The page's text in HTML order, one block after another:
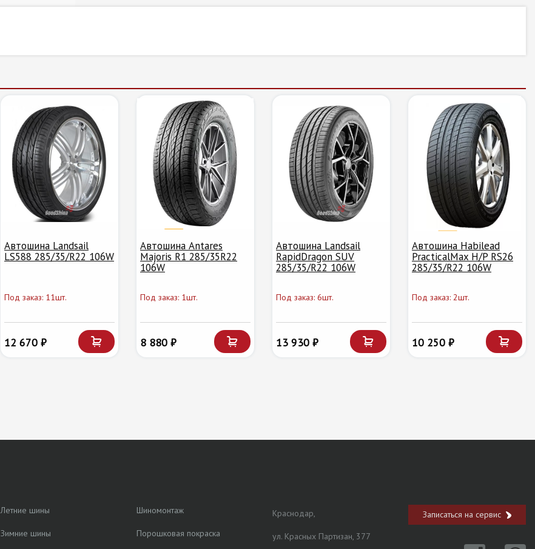
Автошина Landsail
LS588 285/35/R22 106W
Под заказ: 11шт.
12 670 ₽
Автошина Antares
Majoris R1 285/35R22
106W
Под заказ: 1шт.
8 880 ₽
Автошина Landsail
RapidDragon SUV
285/35/R22 106W
Под заказ: 6шт.
13 930 ₽
Автошина Habilead
PracticalMax H/P RS26
285/35/R22 106W
Под заказ: 2шт.
10 250 ₽
Летние шины
Зимние шины
Шиномонтаж
Порошковая покраска
Краснодар,
ул. Красных Партизан, 377
Записаться на сервис